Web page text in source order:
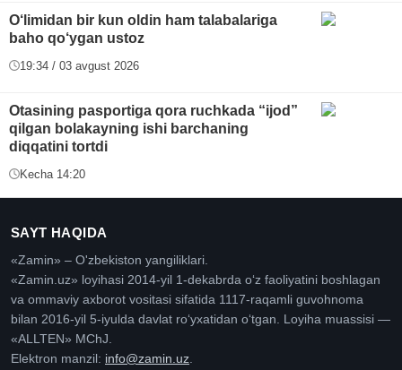
O‘limidan bir kun oldin ham talabalariga
baho qo‘ygan ustoz
19:34 / 03 avgust 2026
Otasining pasportiga qora ruchkada “ijod”
qilgan bolakayning ishi barchaning
diqqatini tortdi
Kecha 14:20
SAYT HAQIDA
«Zamin» – O'zbekiston yangiliklari.
«Zamin.uz» loyihasi 2014-yil 1-dekabrda oʻz faoliyatini boshlagan
va ommaviy axborot vositasi sifatida 1117-raqamli guvohnoma
bilan 2016-yil 5-iyulda davlat roʻyxatidan oʻtgan. Loyiha muassisi —
«ALLTEN» MChJ.
Elektron manzil: info@zamin.uz